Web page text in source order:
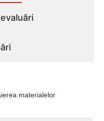
materialelor